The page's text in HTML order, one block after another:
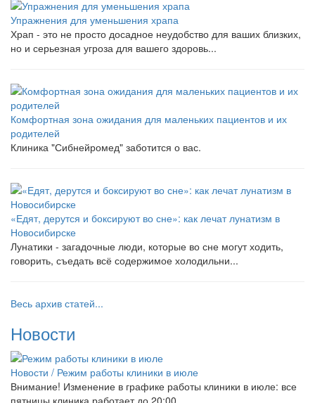
Упражнения для уменьшения храпа
Храп - это не просто досадное неудобство для ваших близких,
но и серьезная угроза для вашего здоровь...
Комфортная зона ожидания для маленьких пациентов и их
родителей
Клиника "Сибнейромед" заботится о вас.
«Едят, дерутся и боксируют во сне»: как лечат лунатизм в
Новосибирске
Лунатики - загадочные люди, которые во сне могут ходить,
говорить, съедать всё содержимое холодильни...
Весь архив статей...
Новости
Новости / Режим работы клиники в июле
Внимание! Изменение в графике работы клиники в июле: все